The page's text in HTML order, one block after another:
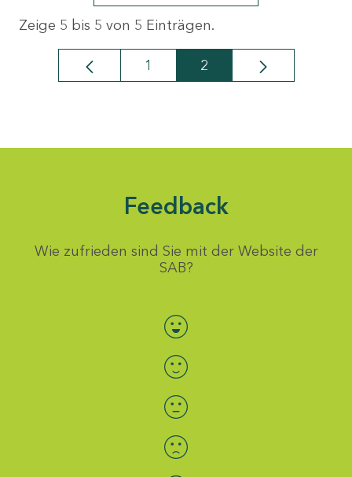
Zeige 5 bis 5 von 5 Einträgen.
Seite
1 Seite
2
Feedback
Wie zufrieden sind Sie mit der Website der
SAB?
Bewertung auswählen